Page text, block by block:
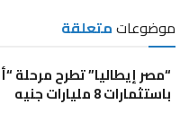
موضوعاتمتعلقة
“مصر إيطاليا” تطرح مرحلة
باستثمارات 8 مليارات جنيه